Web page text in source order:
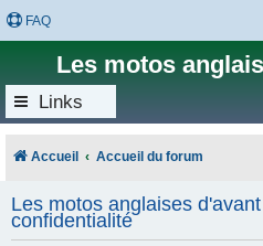
FAQ
Les motos
Links
Accueil Accueil du forum
Les motos anglaises
confidentialité